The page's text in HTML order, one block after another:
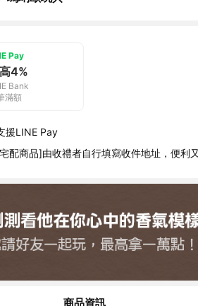
Pay
4%
Bank
滿額
援LINE Pay
配商品]由收禮者自行填寫收件地址，便利又
商品資訊